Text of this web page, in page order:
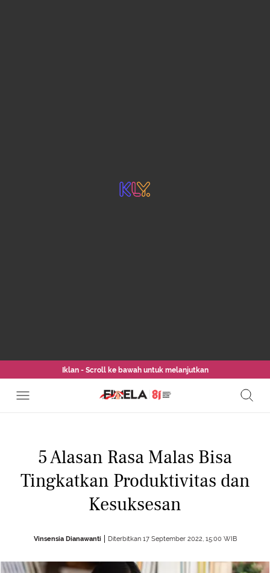
Iklan - Scroll ke bawah untuk melanjutkan
5 Alasan Rasa Malas Bisa
Tingkatkan Produktivitas dan
Kesuksesan
Vinsensia Dianawanti Diterbitkan 17 September 2022, 15:00 WIB